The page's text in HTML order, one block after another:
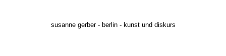
susanne gerber - berlin - kunst und diskurs